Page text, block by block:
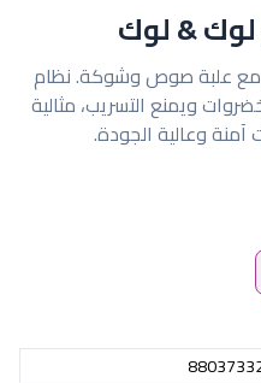
سلطة لوك آند لوك 1.6 لتر مع علبة صوص وشوكة. نظام
ويمنع التسريب، مثالية
آمنة وعالية الجودة.